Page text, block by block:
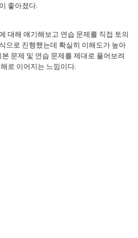
좋아졌다.
대해 얘기해보고 연습 문제를 직접 토의
으로 진행했는데 확실히 이해도가 높아
문제 및 연습 문제를 제대로 풀어보려
로 이어지는 느낌이다.